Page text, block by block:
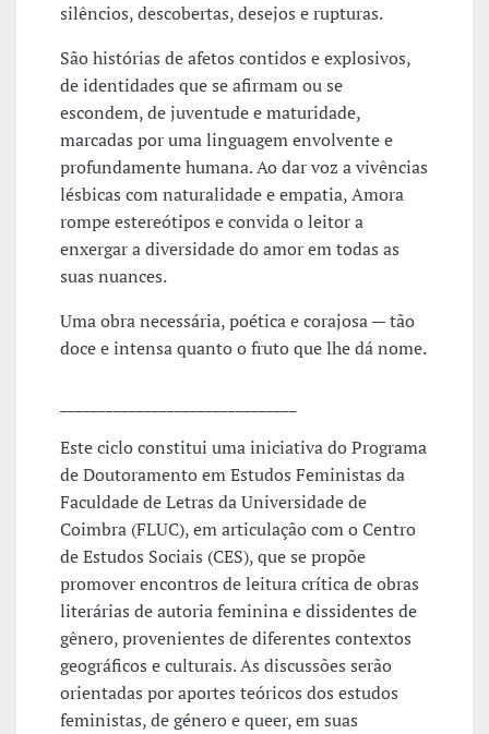
silêncios, descobertas, desejos e rupturas.
São histórias de afetos contidos e explosivos,
de identidades que se afirmam ou se
escondem, de juventude e maturidade,
marcadas por uma linguagem envolvente e
profundamente humana. Ao dar voz a vivências
lésbicas com naturalidade e empatia, Amora
rompe estereótipos e convida o leitor a
enxergar a diversidade do amor em todas as
suas nuances.
Uma obra necessária, poética e corajosa — tão
doce e intensa quanto o fruto que lhe dá nome.
Este ciclo constitui uma iniciativa do Programa
de Doutoramento em Estudos Feministas da
Faculdade de Letras da Universidade de
Coimbra (FLUC), em articulação com o Centro
de Estudos Sociais (CES), que se propõe
promover encontros de leitura crítica de obras
literárias de autoria feminina e dissidentes de
gênero, provenientes de diferentes contextos
geográficos e culturais. As discussões serão
orientadas por aportes teóricos dos estudos
feministas, de género e queer, em suas